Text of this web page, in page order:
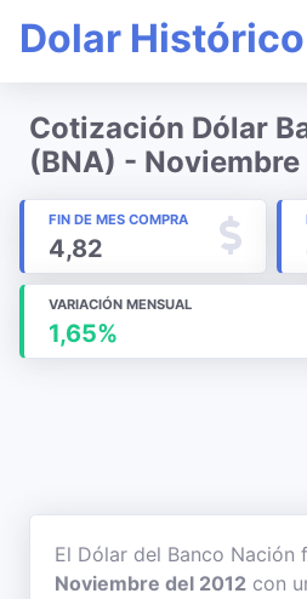
Dolar Histórico
Cotización Dólar
(BNA) - Noviembre
FIN DE MES COMPRA
4,82
VARIACIÓN MENSUAL
1,65%
El Dólar del Banco Nación
Noviembre del 2012 con